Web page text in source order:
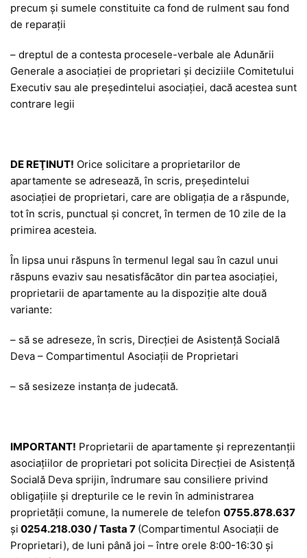
precum şi sumele constituite ca fond de rulment sau fond
de reparații
– dreptul de a contesta procesele-verbale ale Adunării
Generale a asociației de proprietari și deciziile Comitetului
Executiv sau ale președintelui asociației, dacă acestea sunt
contrare legii
DE REŢINUT! Orice solicitare a proprietarilor de
apartamente se adresează, în scris, președintelui
asociației de proprietari, care are obligația de a răspunde,
tot în scris, punctual și concret, în termen de 10 zile de la
primirea acesteia.
În lipsa unui răspuns în termenul legal sau în cazul unui
răspuns evaziv sau nesatisfăcător din partea asociației,
proprietarii de apartamente au la dispoziție alte două
variante:
– să se adreseze, în scris, Direcției de Asistență Socială
Deva – Compartimentul Asociații de Proprietari
– să sesizeze instanța de judecată.
IMPORTANT! Proprietarii de apartamente și reprezentanții
asociațiilor de proprietari pot solicita Direcției de Asistență
Socială Deva sprijin, îndrumare sau consiliere privind
obligațiile și drepturile ce le revin în administrarea
proprietății comune, la numerele de telefon 0755.878.637
și 0254.218.030 / Tasta 7 (Compartimentul Asociații de
Proprietari), de luni până joi – între orele 8:00-16:30 și